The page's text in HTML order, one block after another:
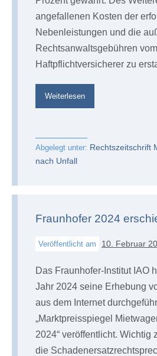
angefallenen Kosten der
Nebenleistungen und die
Rechtsanwaltsgebühren
Haftpflichtversicherer zu
Weiterlesen
aktuell
Abgelegt unter: Rechtszeitschrift
nach Unfall
Fraunhofer 2024
Veröffentlicht am 10. Februar
Das Fraunhofer-Institut IAO
Jahr 2024 seine Erhebung
aus dem Internet
„Marktpreisspiegel
2024“ veröffentlicht. Wichtig
die